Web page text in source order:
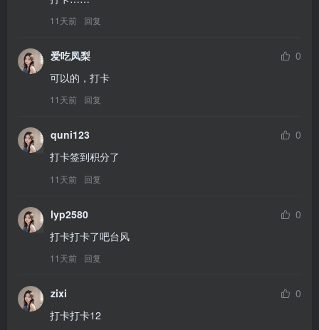
11天前 回复
爱吃凤梨
0
可以的，打卡
11天前 回复
quni123
0
打卡签到积分了
11天前 回复
lyp2580
0
打卡打卡了吧台风
11天前 回复
zixi
0
打卡打卡12